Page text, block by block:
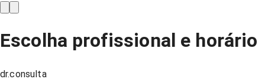
Escolha profissional e horário
dr.consulta